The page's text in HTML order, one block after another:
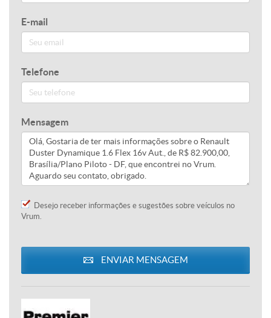
E-mail
Telefone
Mensagem
Desejo receber informações e sugestões sobre veículos no
Vrum.
ENVIAR MENSAGEM